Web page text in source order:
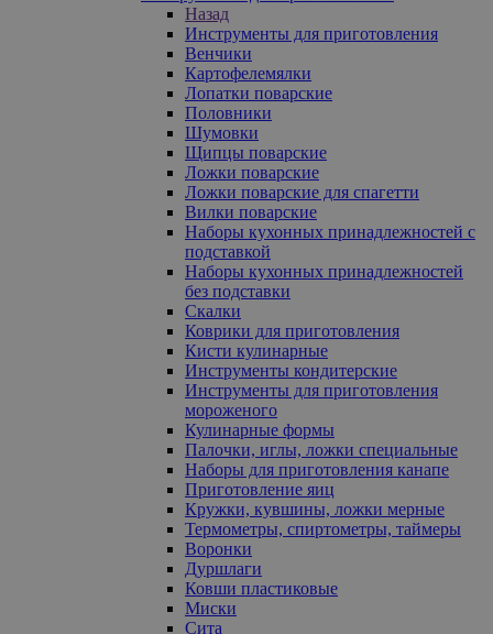
Назад
Инструменты для приготовления
Венчики
Картофелемялки
Лопатки поварские
Половники
Шумовки
Щипцы поварские
Ложки поварские
Ложки поварские для спагетти
Вилки поварские
Наборы кухонных принадлежностей с
подставкой
Наборы кухонных принадлежностей
без подставки
Скалки
Коврики для приготовления
Кисти кулинарные
Инструменты кондитерские
Инструменты для приготовления
мороженого
Кулинарные формы
Палочки, иглы, ложки специальные
Наборы для приготовления канапе
Приготовление яиц
Кружки, кувшины, ложки мерные
Термометры, спиртометры, таймеры
Воронки
Дуршлаги
Ковши пластиковые
Миски
Сита